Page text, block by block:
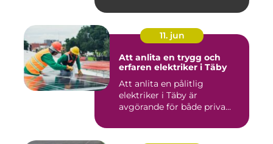
11. jun
Att anlita en trygg och
erfaren elektriker i Täby
Att anlita en pålitlig
elektriker i Täby är
avgörande för både priva...